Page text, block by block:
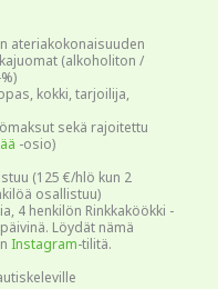
ateriakokonaisuuden
(alkoholiton /
kokki, tarjoilija,
sekä rajoitettu
-osio)
(125 €/hlö kun 2
osallistuu)
4 henkilön Rinkkaköökki -
Löydät nämä
Instagram-tilitä.